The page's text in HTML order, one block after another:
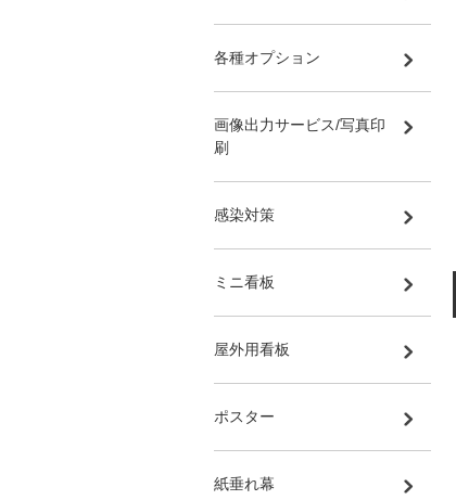
各種オプション
画像出力サービス/写真印
刷
感染対策
ミニ看板
屋外用看板
ポスター
紙垂れ幕